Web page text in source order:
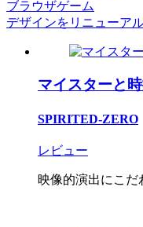
ブラウザゲーム
デザインをリニューア
マイスターと
SPIRITED-ZERO
レビュー
映像的演出にこだ